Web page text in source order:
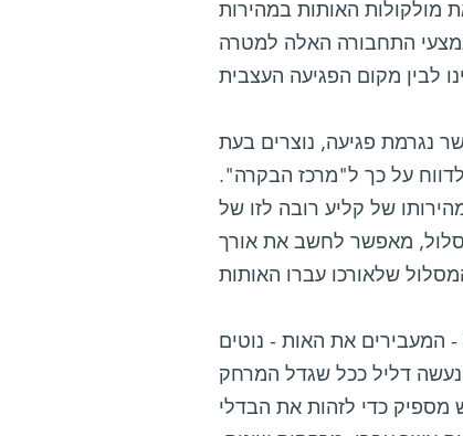
מולקולות האותות במהירות
התחבורה האלה למטרה
נגרמת פגיעה, נוצרים בעת
על כך ל"מרכז הבקרה".
של קליע רובה לזו של
מאפשר לחשב את אורך
- המעבירים את האות - נוטים
דליל ככל שגדל המרחק
מספיק כדי לזהות את הבדלי